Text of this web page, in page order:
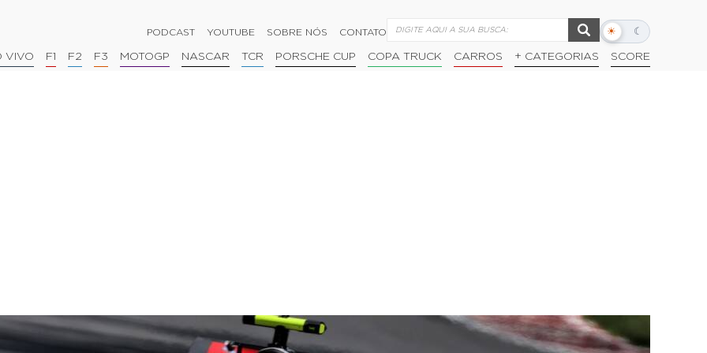
PODCAST YOUTUBE SOBRE NÓS CONTATO ☀ ☾
Alternar
escuro
VIVO F1 F2 F3 MOTOGP NASCAR TCR PORSCHE CUP COPA TRUCK CARROS + CATEGORIAS SCORE